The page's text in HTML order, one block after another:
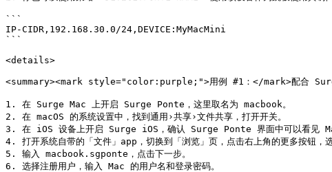
```
IP-CIDR,192.168.30.0/24,DEVICE:MyMacMini
```
<details>
<summary><mark style="color:purple;">用例 #1：</mark>配合 Surge
1. 在 Surge Mac 上开启 Surge Ponte，这里取名为 macbook。
2. 在 macOS 的系统设置中，找到通用›共享›文件共享，打开开关。
3. 在 iOS 设备上开启 Surge iOS，确认 Surge Ponte 界面中可以看见
4. 打开系统自带的「文件」app，切换到「浏览」页，点击右上角的更多按钮，选
5. 输入 macbook.sgponte，点击下一步。
6. 选择注册用户，输入 Mac 的用户名和登录密码。